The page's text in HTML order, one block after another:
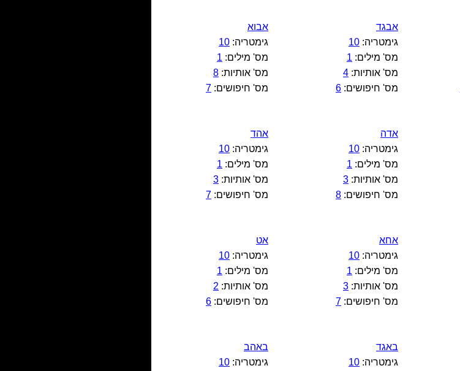
אבגד
גימטריה: 10
מס' מילים: 1
מס' אותיות: 4
מס' חיפושים: 6
אבוא
גימטריה: 10
מס' מילים: 1
מס' אותיות: 8
מס' חיפושים: 7
אדה
גימטריה: 10
מס' מילים: 1
מס' אותיות: 3
מס' חיפושים: 8
אהד
גימטריה: 10
מס' מילים: 1
מס' אותיות: 3
מס' חיפושים: 7
אחא
גימטריה: 10
מס' מילים: 1
מס' אותיות: 3
מס' חיפושים: 7
אט
גימטריה: 10
מס' מילים: 1
מס' אותיות: 2
מס' חיפושים: 6
באגד
גימטריה: 10
באהב
גימטריה: 10